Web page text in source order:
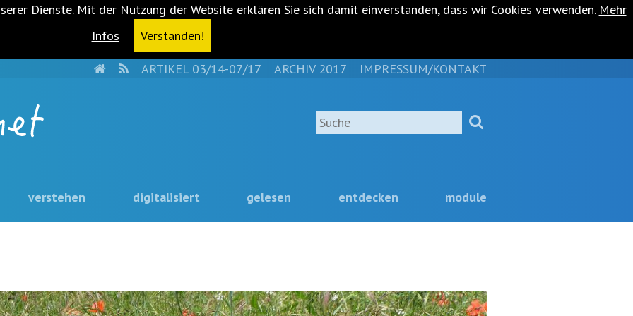
Dienste. Mit der Nutzung der Website erklären Sie sich damit einverstanden, dass wir Cookies verwenden. Mehr
Infos
Verstanden!
HOMERSSARTIKEL 03/14-07/17 ARCHIV 2017 IMPRESSUM/KONTAKT
Suche
verstehen digitalisiert gelesen entdecken module